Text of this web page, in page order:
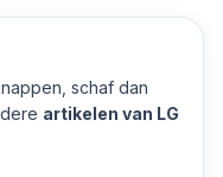
schaf dan
artikelen van LG